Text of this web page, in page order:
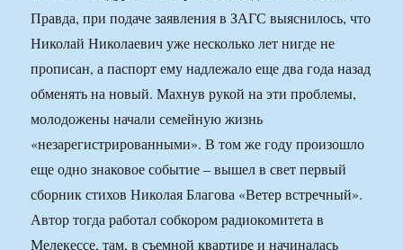
Правда, при подаче заявления в ЗАГС выяснилось, что
Николай Николаевич уже несколько лет нигде не
прописан, а паспорт ему надлежало еще два года назад
обменять на новый. Махнув рукой на эти проблемы,
молодожены начали семейную жизнь
«незарегистрированными». В том же году произошло
еще одно знаковое событие – вышел в свет первый
сборник стихов Николая Благова «Ветер встречный».
Автор тогда работал собкором радиокомитета в
Мелекессе, там, в съемной квартире и начиналась